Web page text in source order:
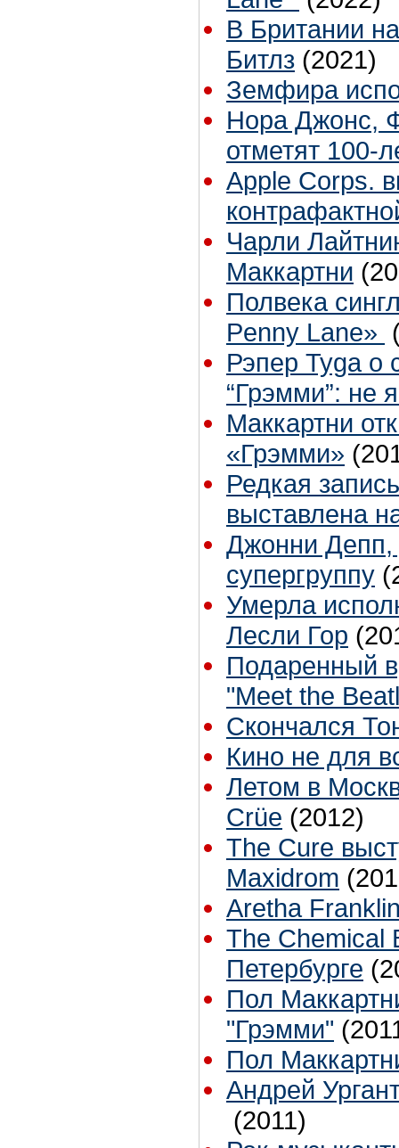
В Британии
Битлз (2021)
Земфира
Нора Джонс,
отметят 100-
Apple Corps.
Чарли
Маккартни
Полвека
Penny Lane»
Рэпер Tyga о
“Грэмми”: не
Маккартни
«Грэмми»
Редкая
выставлена
Джонни Депп,
супергруппу
Умерла
Лесли Гор
Подаренный
"Meet the
Скончался
Кино не для
Летом в
Crüe (2012)
The Cure
Maxidrom
Aretha
The Chemical
Петербурге
Пол
"Грэмми"
Пол
Андрей
(2011)